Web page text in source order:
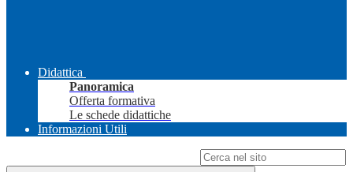
Didattica
Panoramica
Offerta formativa
Le schede didattiche
Informazioni Utili